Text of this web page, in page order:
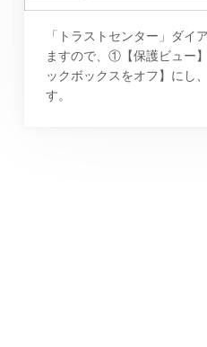
「トラストセンター」ダイ
ますので、①【保護ビュー
ックボックスをオフ】にし
す。